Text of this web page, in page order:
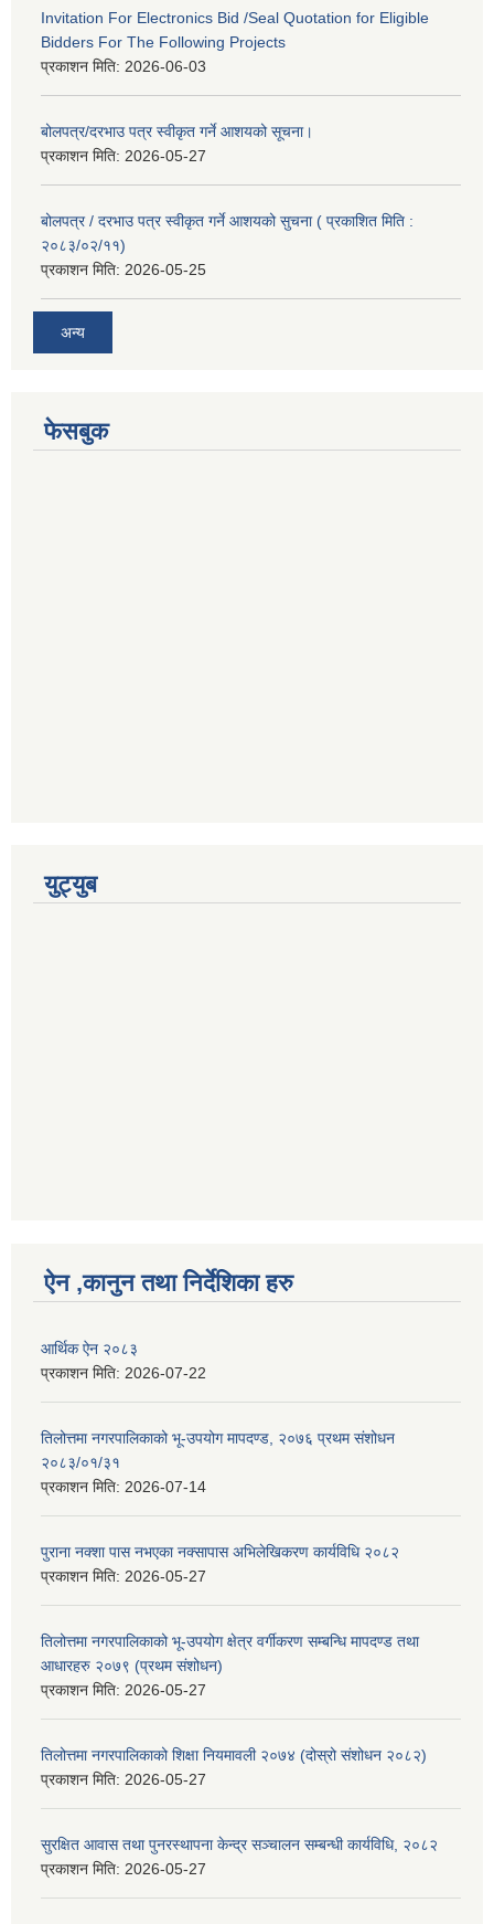
Invitation For Electronics Bid /Seal Quotation for Eligible
Bidders For The Following Projects
प्रकाशन मिति: 2026-06-03
बोलपत्र/दरभाउ पत्र स्वीकृत गर्ने आशयको सूचना।
प्रकाशन मिति: 2026-05-27
बोलपत्र / दरभाउ पत्र स्वीकृत गर्ने आशयको सुचना ( प्रकाशित मिति :
२०८३/०२/११)
प्रकाशन मिति: 2026-05-25
अन्य
फेसबुक
युट्युब
ऐन ,कानुन तथा निर्देशिका हरु
आर्थिक ऐन २०८३
प्रकाशन मिति: 2026-07-22
तिलोत्तमा नगरपालिकाको भू-उपयोग मापदण्ड, २०७६ प्रथम संशोधन
२०८३/०१/३१
प्रकाशन मिति: 2026-07-14
पुराना नक्शा पास नभएका नक्सापास अभिलेखिकरण कार्यविधि २०८२
प्रकाशन मिति: 2026-05-27
तिलोत्तमा नगरपालिकाको भू-उपयोग क्षेत्र वर्गीकरण सम्बन्धि मापदण्ड तथा
आधारहरु २०७९ (प्रथम संशोधन)
प्रकाशन मिति: 2026-05-27
तिलोत्तमा नगरपालिकाको शिक्षा नियमावली २०७४ (दोस्रो संशोधन २०८२)
प्रकाशन मिति: 2026-05-27
सुरक्षित आवास तथा पुनरस्थापना केन्द्र सञ्चालन सम्बन्धी कार्यविधि, २०८२
प्रकाशन मिति: 2026-05-27